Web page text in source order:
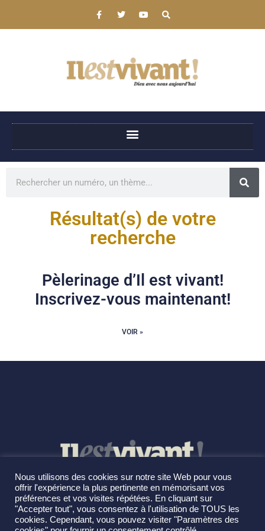
Résultat(s) de votre
recherche
Pèlerinage d’Il est vivant!
Inscrivez-vous maintenant!
VOIR »
Nous utilisons des cookies sur notre site Web pour vous
offrir l'expérience la plus pertinente en mémorisant vos
préférences et vos visites répétées. En cliquant sur
"Accepter tout", vous consentez à l'utilisation de TOUS les
cookies. Cependant, vous pouvez visiter "Paramètres des